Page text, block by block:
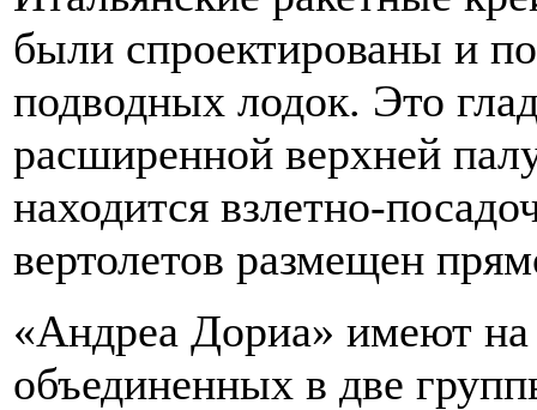
были спроектированы и
подводных лодок. Это
расширенной верхней
находится взлетно-
вертолетов размещен
«Андреа Дориа» имеют на
объединенных в две